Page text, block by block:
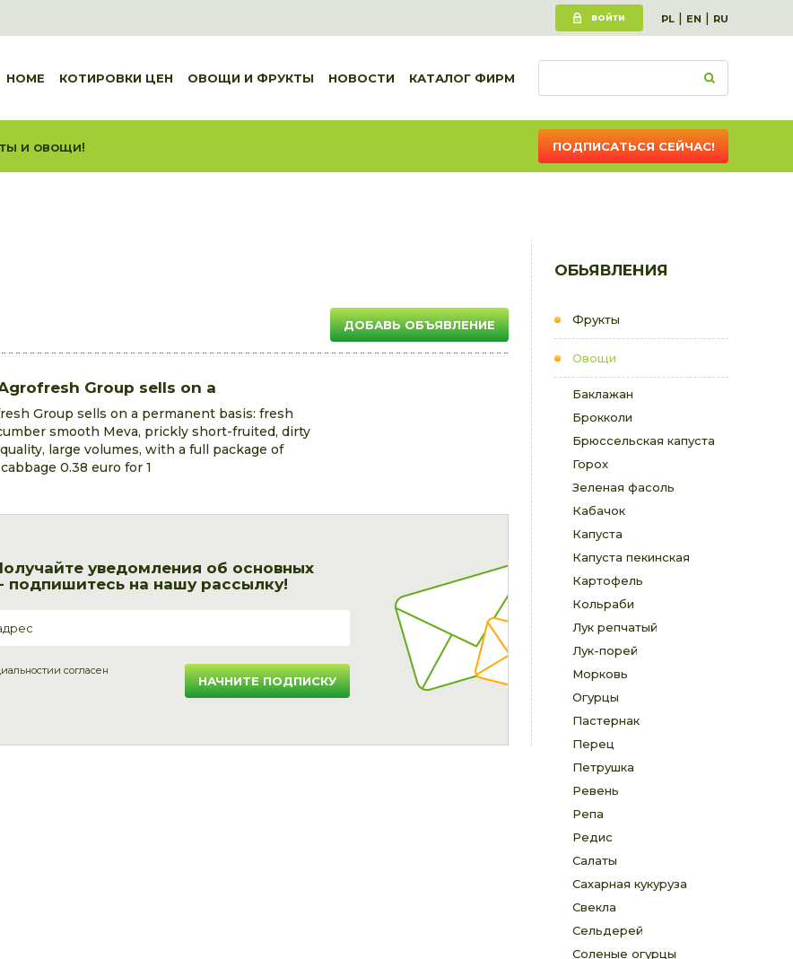
ВОЙТИ PL | EN | RU
HOME КОТИРОВКИ ЦЕН ОВОЩИ И ФРУКТЫ НОВОСТИ КАТАЛОГ ФИРМ
и овощи! ПОДПИСАТЬСЯ СЕЙЧАС!
ОБЬЯВЛЕНИЯ
Фрукты
Овощи
Баклажан
Брокколи
Брюссельская капуста
Горох
Зеленая фасоль
Кабачок
Капуста
Капуста пекинская
Картофель
Кольраби
Лук репчатый
Лук-порей
Морковь
Огурцы
Пастернак
Перец
Петрушка
Ревень
Репа
Редис
Салаты
Cахарная кукуруза
Свекла
Сельдерей
Соленые огурцы
ДОБАВЬ ОБЪЯВЛЕНИЕ
Group sells on a
Group sells on a permanent basis: fresh
smooth Meva, prickly short-fruited, dirty
large volumes, with a full package of
0.38 euro for 1
уведомления об основных
подпишитесь на нашу рассылку!
и согласен
НАЧНИТЕ ПОДПИСКУ